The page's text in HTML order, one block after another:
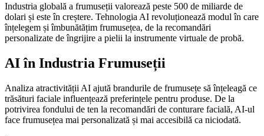
Industria globală a frumuseții valorează peste 500 de miliarde de
dolari și este în creștere. Tehnologia AI revoluționează modul în care
înțelegem și îmbunătățim frumusețea, de la recomandări
personalizate de îngrijire a pielii la instrumente virtuale de probă.
AI în Industria Frumuseții
Analiza atractivității AI ajută brandurile de frumusețe să înțeleagă ce
trăsături faciale influențează preferințele pentru produse. De la
potrivirea fondului de ten la recomandări de conturare facială, AI-ul
face frumusețea mai personalizată și mai accesibilă ca niciodată.